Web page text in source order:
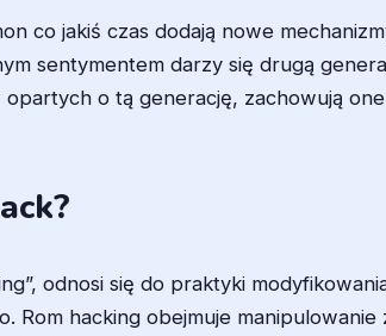
co jakiś czas dodają nowe
sentymentem darzy się drugą
opartych o tą generację, zachowują
odnosi się do praktyki
Rom hacking obejmuje